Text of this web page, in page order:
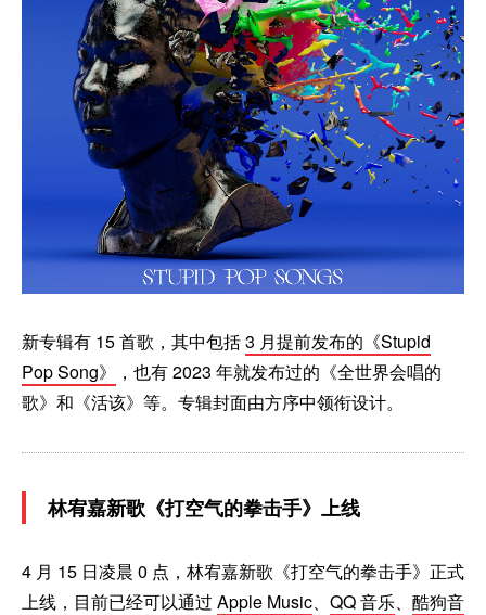
新专辑有 15 首歌，其中包括3 月提前发布的《Stupid
Pop Song》
，也有 2023 年就发布过的《全世界会唱的
歌》和《活该》等。专辑封面由方序中领衔设计。
林宥嘉新歌《打空气的拳击手》上线
4 月 15 日凌晨 0 点，林宥嘉新歌《打空气的拳击手》正式
上线，目前已经可以通过 Apple Music、 QQ 音乐、 酷狗音